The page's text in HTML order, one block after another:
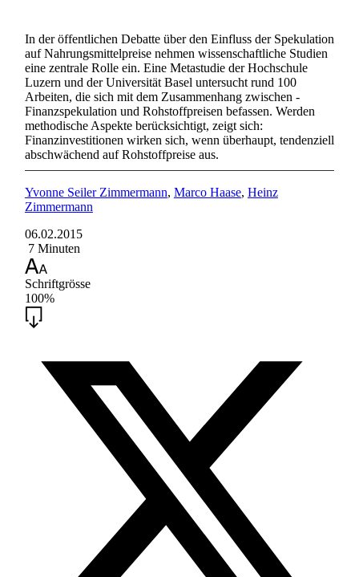
In der öffentlichen Debatte über den Einfluss der Spekulation
auf Nahrungsmittelpreise nehmen wissenschaftliche Studien
eine zentrale Rolle ein. Eine Metastudie der Hochschule
Luzern und der Universität Basel untersucht rund 100
Arbeiten, die sich mit dem Zusammenhang zwischen ­
Finanzspekulation und Rohstoffpreisen befassen. Werden
methodische Aspekte berücksichtigt, zeigt sich:
Finanzinvestitionen wirken sich, wenn überhaupt, tendenziell
abschwächend auf Rohstoffpreise aus.
Yvonne Seiler Zimmermann, Marco Haase, Heinz
Zimmermann
06.02.2015
7 Minuten
Schriftgrösse
100%